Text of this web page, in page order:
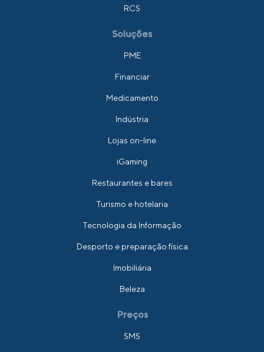
RCS
Soluções
PME
Financiar
Medicamento
Indústria
Lojas on-line
iGaming
Restaurantes e bares
Turismo e hotelaria
Tecnologia da Informação
Desporto e preparação física
Imobiliária
Beleza
Preços
SMS